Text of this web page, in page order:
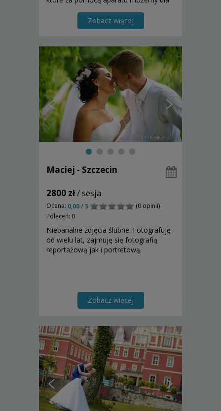
stylu reporterskiego, nie ingerujemy,
obserwujemy i uwieczniamy Wasze
Zobacz więcej
Maciej - Szczecin
2800 zł/ sesja
Ocena: 0,00 / 5
(0 opinii)
Poleceń: 0
Niebanalne zdjęcia ślubne. Fotografuję
od wielu lat, zajmuję się fotografią
reportażową jak i portretową.
Zobacz więcej